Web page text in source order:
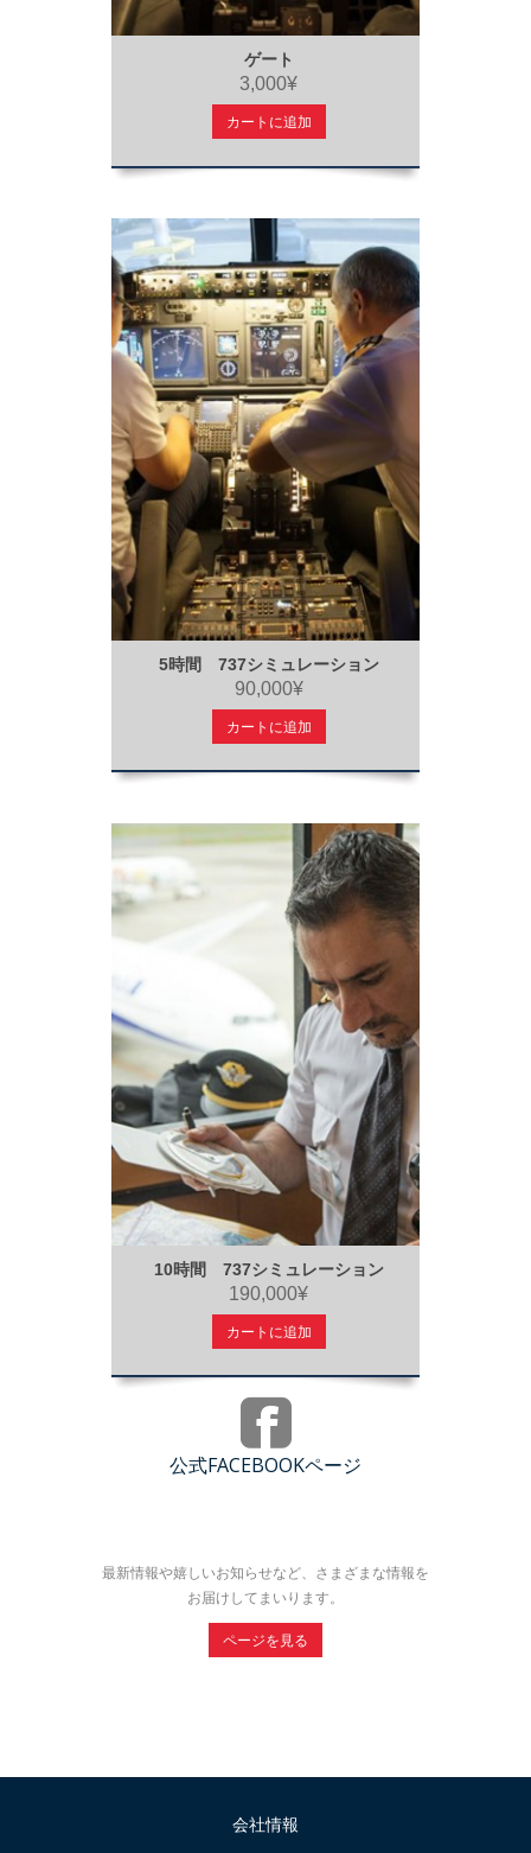
ゲート
3,000¥
カートに追加
5時間 737シミュレーション
90,000¥
カートに追加
10時間 737シミュレーション
190,000¥
カートに追加
公式FACEBOOKページ
最新情報や嬉しいお知らせなど、さまざまな情報を
お届けしてまいります。
ページを見る
会社情報